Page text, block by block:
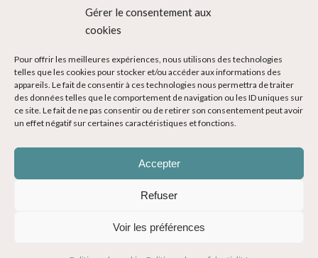
Gérer le consentement aux
cookies
Pour offrir les meilleures expériences, nous utilisons des technologies
telles que les cookies pour stocker et/ou accéder aux informations des
appareils. Le fait de consentir à ces technologies nous permettra de traiter
des données telles que le comportement de navigation ou les ID uniques sur
ce site. Le fait de ne pas consentir ou de retirer son consentement peut avoir
un effet négatif sur certaines caractéristiques et fonctions.
Accepter
Refuser
Voir les préférences
Contact
Devenir Blogueur voyage
Ma Bucket List
© Copyright 2014-2024 - Evasions Gourmandes Blog Voyage - Tous